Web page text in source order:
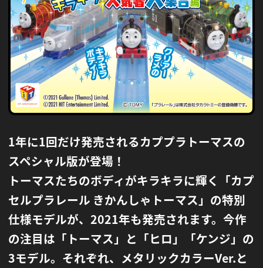
1年に1回だけ発売されるカププラトーマスの
スペシャル版が登場！
トーマスたちのボディがキラキラに輝く「カプ
セルプラレール きかんしゃトーマス」の特別
仕様モデルが、2021年も発売されます。 今作
の注目は「トーマス」と「ヒロ」「ケンジ」の
3モデル。 それぞれ、メタリックカラーVer.と